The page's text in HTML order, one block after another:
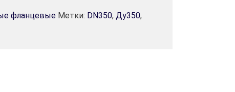
фланцевые Метки: DN350, Ду350,